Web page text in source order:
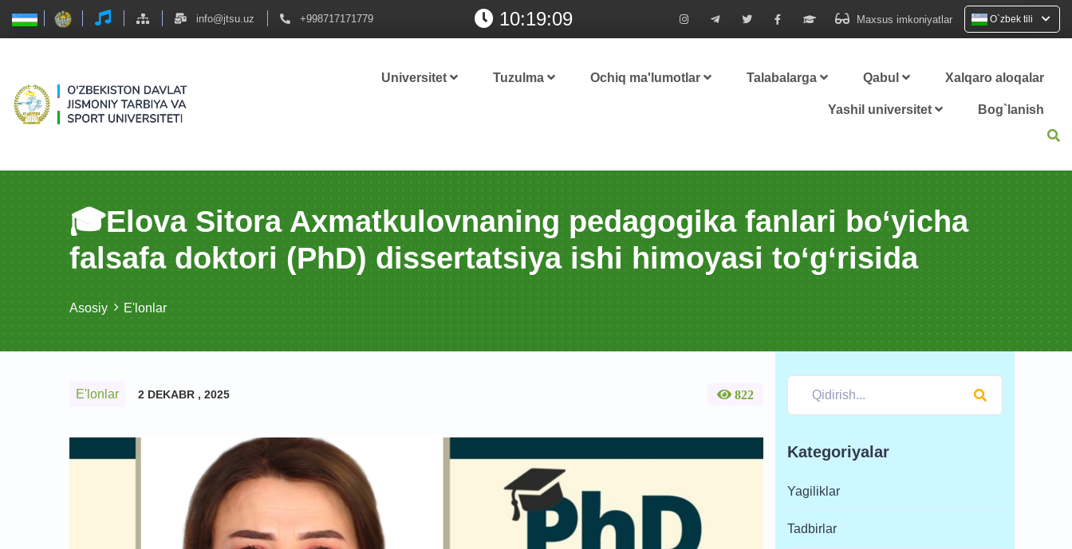
info@jtsu.uz +998717171779 10:19:09 Maxsus imkoniyatlar O`zbek tili
Universitet Tuzulma Ochiq ma'lumotlar Talabalarga Qabul Xalqaro aloqalar
Yashil universitet Bog`lanish
🎓Elova Sitora Axmatkulovnaning pedаgogikа fаnlаri bo‘yichа
fаlsаfа doktori (PhD) dissertatsiya ishi himoyasi to‘g‘risida
Asosiy E'lonlar
E'lonlar 2 DEKABR , 2025 822
Kategoriyalar
Yagiliklar
Tadbirlar